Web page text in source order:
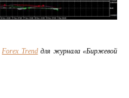
Forex Trendдля журнала «Биржевой